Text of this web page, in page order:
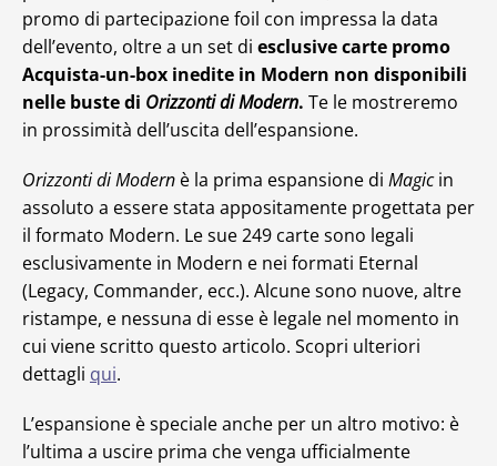
promo di partecipazione foil con impressa la data
dell’evento, oltre a un set di esclusive carte promo
Acquista-un-box inedite in Modern non disponibili
nelle buste di Orizzonti di Modern. Te le mostreremo
in prossimità dell’uscita dell’espansione.
Orizzonti di Modern è la prima espansione di Magicin
assoluto a essere stata appositamente progettata per
il formato Modern. Le sue 249 carte sono legali
esclusivamente in Modern e nei formati Eternal
(Legacy, Commander, ecc.). Alcune sono nuove, altre
ristampe, e nessuna di esse è legale nel momento in
cui viene scritto questo articolo. Scopri ulteriori
dettagli qui.
L’espansione è speciale anche per un altro motivo: è
l’ultima a uscire prima che venga ufficialmente